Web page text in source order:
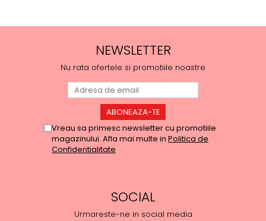
NEWSLETTER
Nu rata ofertele si promotiile noastre
Vreau sa primesc newsletter cu promotiile
magazinului. Afla mai multe in Politica de
Confidentialitate
SOCIAL
Urmareste-ne in social media